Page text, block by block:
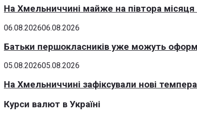
На Хмельниччині майже на півтора
06.08.202606.08.2026
Батьки першокласників уже можуть
05.08.202605.08.2026
На Хмельниччині зафіксували нові
Курси валют в Україні